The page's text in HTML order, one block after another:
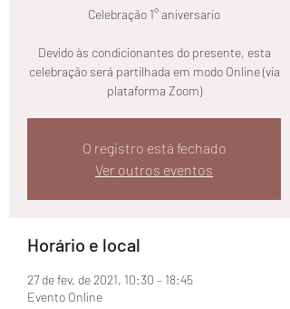
Celebração 1° aniversario
Devido às condicionantes do presente, esta
celebração será partilhada em modo Online (via
plataforma Zoom)
O registro está fechado
Ver outros eventos
Horário e local
27 de fev. de 2021, 10:30 – 18:45
Evento Online